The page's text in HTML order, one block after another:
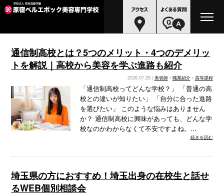
通信制高校とは？5つのメリット・4つのデメリッ
トを解説｜高校から美容を学ぶ進路も紹介
2026.07.29 | 美容師• 職業紹介• 高等課程
「通信制高校ってどんな学校？」 「普通の高
校との違いが知りたい」 「自分に合った進路
を選びたい」 このような悩みはありません
か？ 通信制高校に興味があっても、どんな学
校なのかわからなくて不安ですよね。...
続きを読む
埼玉県の方におすすめ！埼玉出身の在校生と話せ
るWEB個別相談会